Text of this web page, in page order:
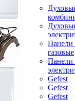
Панели
газовые
Панели
Gefest
Gefest
Gefest